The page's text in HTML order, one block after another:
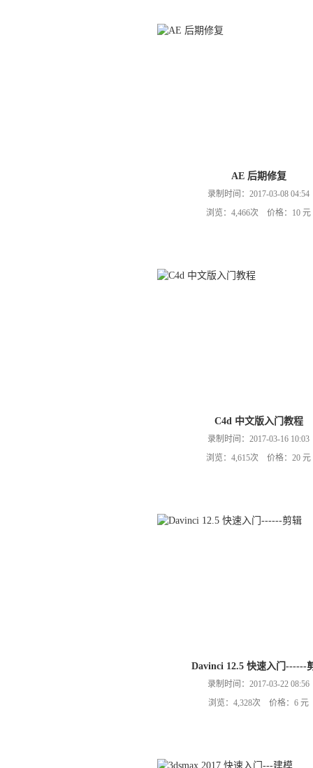
AE 后期修复
录制时间：2017-03-08 04:54
浏览：4,466次 价格：10 元
C4d 中文版入门教程
录制时间：2017-03-16 10:03
浏览：4,615次 价格：20 元
Davinci 12.5 快速入门------
录制时间：2017-03-22 08:56
浏览：4,328次 价格：6 元